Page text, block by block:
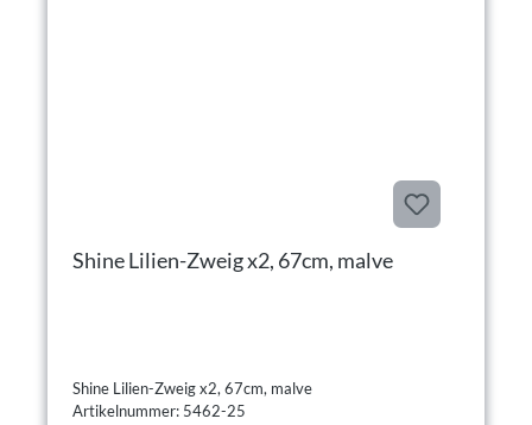
Shine Lilien-Zweig x2, 67cm, malve
Shine Lilien-Zweig x2, 67cm, malve
Artikelnummer: 5462-25